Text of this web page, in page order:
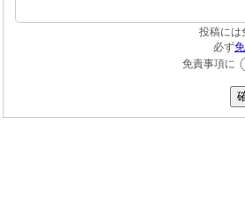
投稿には
必ず
免責事項に